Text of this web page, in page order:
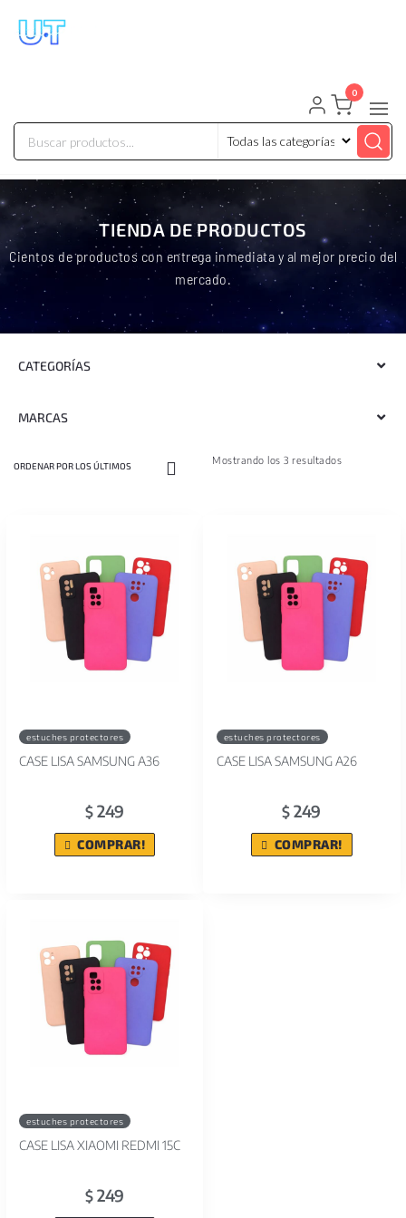
0
TIENDA DE PRODUCTOS
Cientos de productos con entrega inmediata y al mejor precio del
mercado.
CATEGORÍAS
MARCAS
Mostrando los 3 resultados
estuches protectores
CASE LISA SAMSUNG A36
$249
COMPRAR!
estuches protectores
CASE LISA SAMSUNG A26
$ 249
COMPRAR!
estuches protectores
CASE LISA XIAOMI REDMI 15C
$249